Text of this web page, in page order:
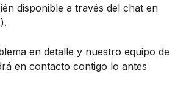
disponible a través del chat en
en detalle y nuestro equipo de
en contacto contigo lo antes